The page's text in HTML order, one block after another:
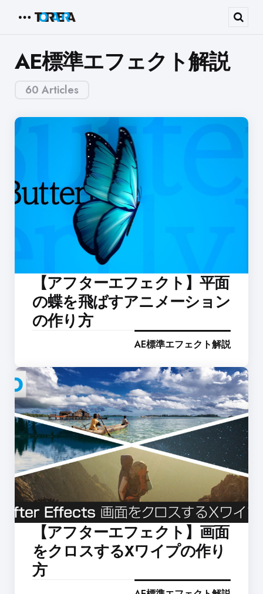
60 Articles
AE標準エフェクト解説
【アフターエフェクト】平面
の蝶を飛ばすアニメーション
の作り方
AE標準エフェクト解説
【アフターエフェクト】画面
をクロスするXワイプの作り
方